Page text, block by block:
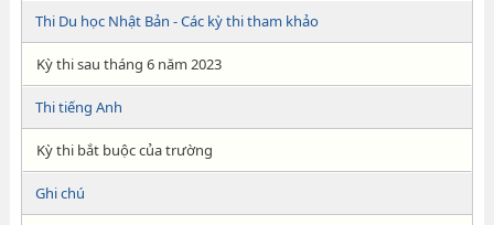
Thi Du học Nhật Bản - Các kỳ thi tham khảo
Kỳ thi sau tháng 6 năm 2023
Thi tiếng Anh
Kỳ thi bắt buộc của trường
Ghi chú